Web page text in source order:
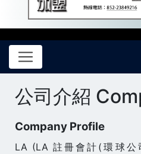
公司介紹
Company Profile
LA (LA 註冊會計(環球公